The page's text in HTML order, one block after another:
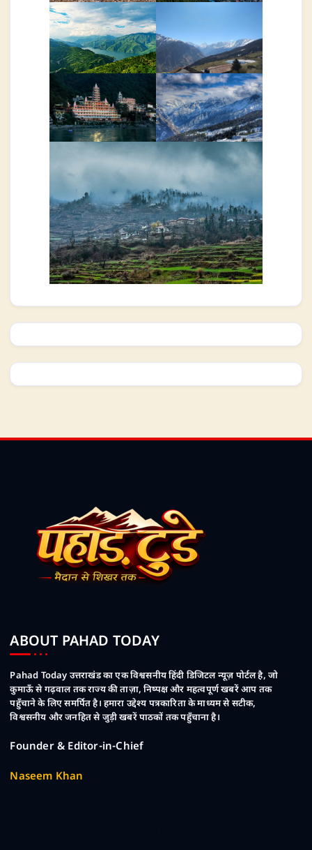
ABOUT PAHAD TODAY
Pahad Today उत्तराखंड का एक विश्वसनीय हिंदी डिजिटल न्यूज़ पोर्टल है, जो
कुमाऊँ से गढ़वाल तक राज्य की ताज़ा, निष्पक्ष और महत्वपूर्ण खबरें आप तक
पहुँचाने के लिए समर्पित है। हमारा उद्देश्य पत्रकारिता के माध्यम से सटीक,
विश्वसनीय और जनहित से जुड़ी खबरें पाठकों तक पहुँचाना है।
Founder & Editor-in-Chief
Naseem Khan